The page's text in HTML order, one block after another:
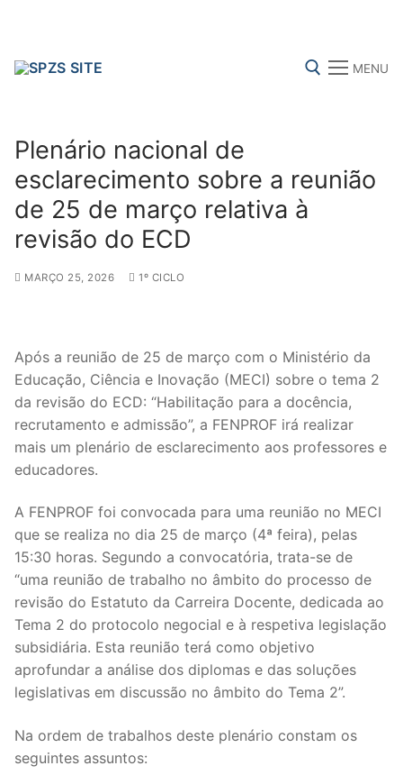
MENU
FENPROF CGTP-IN FRENTE COMUM
Search
sindicalização
Notícias
Legislação
Sectores
PRÉ-ESCOLAR
1º CICLO
2º/3º CEB / SECUNDÁRIO
ENSINO ARTÍSTICO
EDUCAÇÃO ESPECIAL
PARTICULAR / IPSS / MISERICÓRDIAS
ENSINO SUPERIOR
Plenário nacional de
esclarecimento sobre a reunião
de 25 de março relativa à
revisão do ECD
MARÇO 25, 2026 1º CICLO
Após a reunião de 25 de março com o Ministério da
Educação, Ciência e Inovação (MECI) sobre o tema 2
da revisão do ECD: “Habilitação para a docência,
recrutamento e admissão”, a FENPROF irá realizar
mais um plenário de esclarecimento aos professores e
educadores.
A FENPROF foi convocada para uma reunião no MECI
que se realiza no dia 25 de março (4ª feira), pelas
15:30 horas. Segundo a convocatória, trata-se de
“uma reunião de trabalho no âmbito do processo de
revisão do Estatuto da Carreira Docente, dedicada ao
Tema 2 do protocolo negocial e à respetiva legislação
subsidiária. Esta reunião terá como objetivo
aprofundar a análise dos diplomas e das soluções
legislativas em discussão no âmbito do Tema 2”.
Na ordem de trabalhos deste plenário constam os
seguintes assuntos: